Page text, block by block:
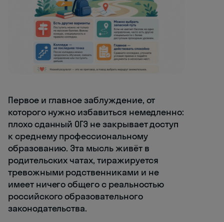
Первое и главное заблуждение, от
которого нужно избавиться немедленно:
плохо сданный ОГЭ не закрывает доступ
к среднему профессиональному
образованию. Эта мысль живёт в
родительских чатах, тиражируется
тревожными родственниками и не
имеет ничего общего с реальностью
российского образовательного
законодательства.